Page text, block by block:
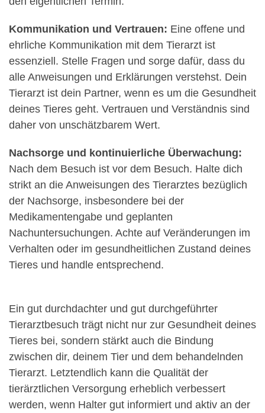
Kommunikation und Vertrauen: Eine offene und
ehrliche Kommunikation mit dem Tierarzt ist
essenziell. Stelle Fragen und sorge dafür, dass du
alle Anweisungen und Erklärungen verstehst. Dein
Tierarzt ist dein Partner, wenn es um die Gesundheit
deines Tieres geht. Vertrauen und Verständnis sind
daher von unschätzbarem Wert.
Nachsorge und kontinuierliche Überwachung:
Nach dem Besuch ist vor dem Besuch. Halte dich
strikt an die Anweisungen des Tierarztes bezüglich
der Nachsorge, insbesondere bei der
Medikamentengabe und geplanten
Nachuntersuchungen. Achte auf Veränderungen im
Verhalten oder im gesundheitlichen Zustand deines
Tieres und handle entsprechend.
Ein gut durchdachter und gut durchgeführter
Tierarztbesuch trägt nicht nur zur Gesundheit deines
Tieres bei, sondern stärkt auch die Bindung
zwischen dir, deinem Tier und dem behandelnden
Tierarzt. Letztendlich kann die Qualität der
tierärztlichen Versorgung erheblich verbessert
werden, wenn Halter gut informiert und aktiv an der